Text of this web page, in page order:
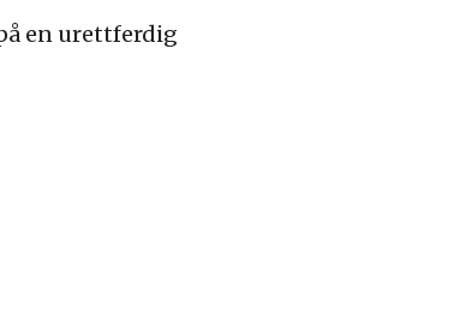
en urettferdig